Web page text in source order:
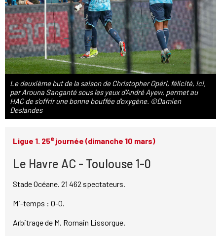
Le deuxième but de la saison de Christopher Opéri, félicité, ici,
par Arouna Sanganté sous les yeux d'André Ayew, permet au
HAC de s'offrir une bonne bouffée d'oxygène. ©Damien
Deslandes
Ligue 1. 25ejournée (dimanche 10 mars)
Le Havre AC - Toulouse 1-0
Stade Océane. 21 462 spectateurs.
Mi-temps : 0-0.
Arbitrage de M. Romain Lissorgue.